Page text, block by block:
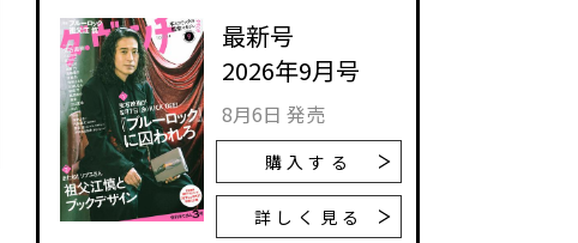
最新号
2026年9月号
8月6日 発売
購入する
詳しく見る